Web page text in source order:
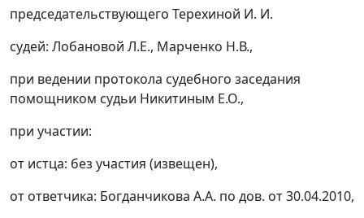
председательствующего Терехиной И. И.
судей: Лобановой Л.Е., Марченко Н.В.,
при ведении протокола судебного заседания
помощником судьи Никитиным Е.О.,
при участии:
от истца: без участия (извещен),
от ответчика: Богданчикова А.А. по дов. от 30.04.2010,